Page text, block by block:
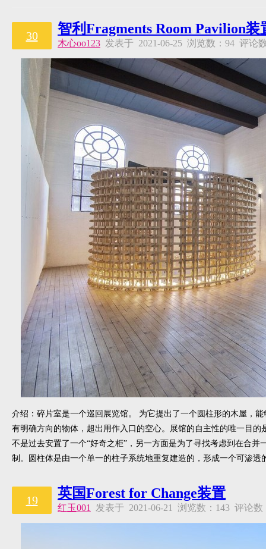
30 智利Fragments Room Pavilion装
木心oo123 发表于 2021-06-25 浏览数：94 评论
介绍：碎片室是一个巡回展览馆。 为它提出了一个圆柱形的木屋，
有明确方向的物体，超出用作入口的空心。展馆的自主性的唯一目
不是过去安置了一个“好奇之柜”，另一方面是为了寻找考虑到在合
制。圆柱体是由一个单一的柱子系统地重复建造的，形成一个可渗透
19 英国Forest for Change装置
红玉001 发表于 2021-06-21 浏览数：143 评论